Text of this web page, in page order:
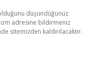
düşündüğünüz
adresine bildirmeniz
sitemizden kaldırılacaktır.